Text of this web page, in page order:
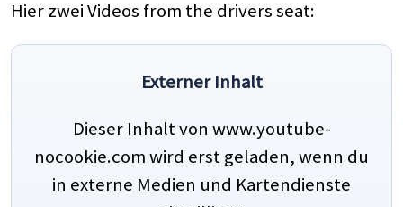
Hier zwei Videos from the drivers seat:
Externer Inhalt
Dieser Inhalt von www.youtube-
nocookie.com wird erst geladen, wenn du
in externe Medien und Kartendienste